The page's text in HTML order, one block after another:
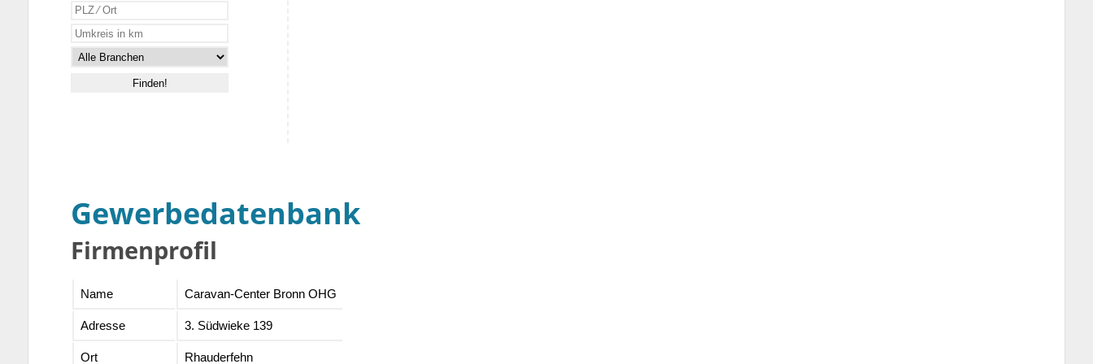
Gewerbedatenbank
Firmenprofil
Name Caravan-Center Bronn OHG
Adresse 3. Südwieke 139
Ort Rhauderfehn